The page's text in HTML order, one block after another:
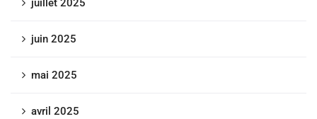
juillet 2025
juin 2025
mai 2025
avril 2025